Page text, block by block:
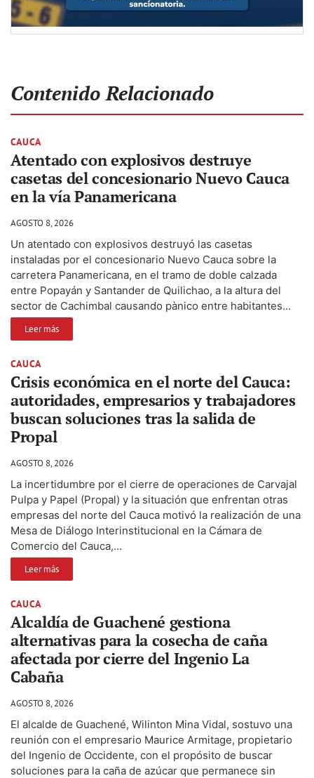
Contenido Relacionado
CAUCA
Atentado con explosivos destruye
casetas del concesionario Nuevo Cauca
en la vía Panamericana
AGOSTO 8, 2026
Un atentado con explosivos destruyó las casetas
instaladas por el concesionario Nuevo Cauca sobre la
carretera Panamericana, en el tramo de doble calzada
entre Popayán y Santander de Quilichao, a la altura del
sector de Cachimbal causando pànico entre habitantes...
Leer más
CAUCA
Crisis económica en el norte del Cauca:
autoridades, empresarios y trabajadores
buscan soluciones tras la salida de
Propal
AGOSTO 8, 2026
La incertidumbre por el cierre de operaciones de Carvajal
Pulpa y Papel (Propal) y la situación que enfrentan otras
empresas del norte del Cauca motivó la realización de una
Mesa de Diálogo Interinstitucional en la Cámara de
Comercio del Cauca,...
Leer más
CAUCA
Alcaldía de Guachené gestiona
alternativas para la cosecha de caña
afectada por cierre del Ingenio La
Cabaña
AGOSTO 8, 2026
El alcalde de Guachené, Wilinton Mina Vidal, sostuvo una
reunión con el empresario Maurice Armitage, propietario
del Ingenio de Occidente, con el propósito de buscar
soluciones para la caña de azúcar que permanece sin